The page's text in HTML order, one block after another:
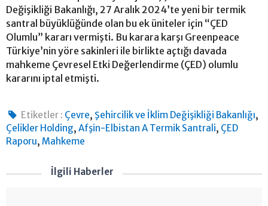
Değişikliği Bakanlığı, 27 Aralık 2024’te yeni bir termik
santral büyüklüğünde olan bu ek üniteler için “ÇED
Olumlu” kararı vermişti. Bu karara karşı Greenpeace
Türkiye’nin yöre sakinleri ile birlikte açtığı davada
mahkeme Çevresel Etki Değerlendirme (ÇED) olumlu
kararını iptal etmişti.
Etiketler : Çevre, Şehircilik ve İklim Değişikliği Bakanlığı,
Çelikler Holding, Afşin-Elbistan A Termik Santrali, ÇED
Raporu, Mahkeme
İlgili Haberler